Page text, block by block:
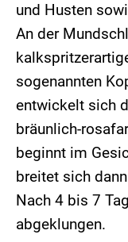
und Husten
An der
sogenannten
entwickelt sich
bräunlich-
beginnt im
breitet sich
Nach 4 bis 7
abgeklungen.